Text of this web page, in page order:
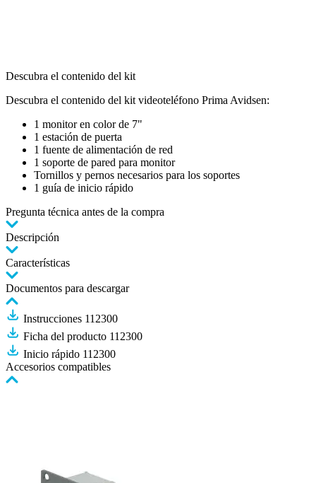
Descubra el contenido del kit
Descubra el contenido del kit videoteléfono Prima Avidsen:
1 monitor en color de 7"
1 estación de puerta
1 fuente de alimentación de red
1 soporte de pared para monitor
Tornillos y pernos necesarios para los soportes
1 guía de inicio rápido
Pregunta técnica antes de la compra
Descripción
Características
Documentos para descargar
Instrucciones 112300
Ficha del producto 112300
Inicio rápido 112300
Accesorios compatibles